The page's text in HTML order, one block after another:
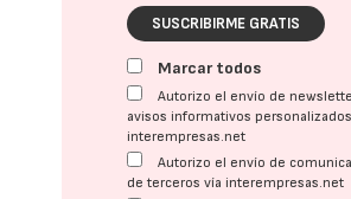
SUSCRIBIRME GRATIS
Marcar todos
Autorizo el envío de
avisos informativos
interempresas.net
Autorizo el envío de
de terceros vía interempresas.net